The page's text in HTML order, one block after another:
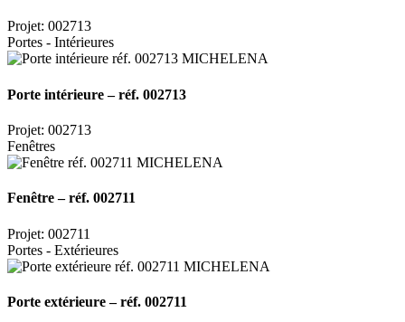
Projet: 002713
Portes - Intérieures
Porte intérieure – réf. 002713
Projet: 002713
Fenêtres
Fenêtre – réf. 002711
Projet: 002711
Portes - Extérieures
Porte extérieure – réf. 002711